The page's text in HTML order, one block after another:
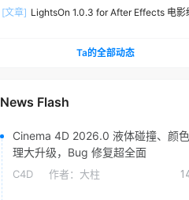
[文章] LightsOn 1.0.3 for After Effects 电影
Ta的全部动态
News Flash
Cinema 4D 2026.0 液体碰撞、颜
理大升级，Bug 修复超全面
C4D 作者： 大柱